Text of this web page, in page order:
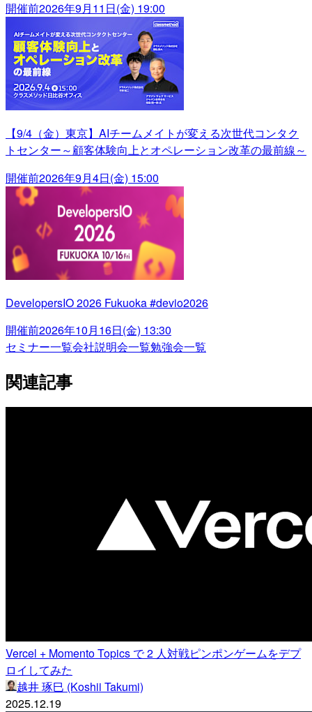
開催前2026年9月11日(金) 19:00
【9/4（金）東京】AIチームメイトが変える次世代コンタク
トセンター～顧客体験向上とオペレーション改革の最前線～
開催前2026年9月4日(金) 15:00
DevelopersIO 2026 Fukuoka #devio2026
開催前2026年10月16日(金) 13:30
セミナー一覧会社説明会一覧勉強会一覧
関連記事
Vercel + Momento Topics で 2 人対戦ピンポンゲームをデプ
ロイしてみた
越井 琢巳 (Koshii Takumi)
2025.12.19